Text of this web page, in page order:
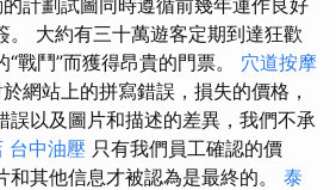
計劃試圖同時遵循前幾年運作良好
。 大約有三十萬遊客定期到達狂歡
戰鬥”而獲得昂貴的門票。 穴道按摩
網站上的拼寫錯誤，損失的價格，
誤以及圖片和描述的差異，我們不承
台中油壓 只有我們員工確認的價
其他信息才被認為是最終的。 泰